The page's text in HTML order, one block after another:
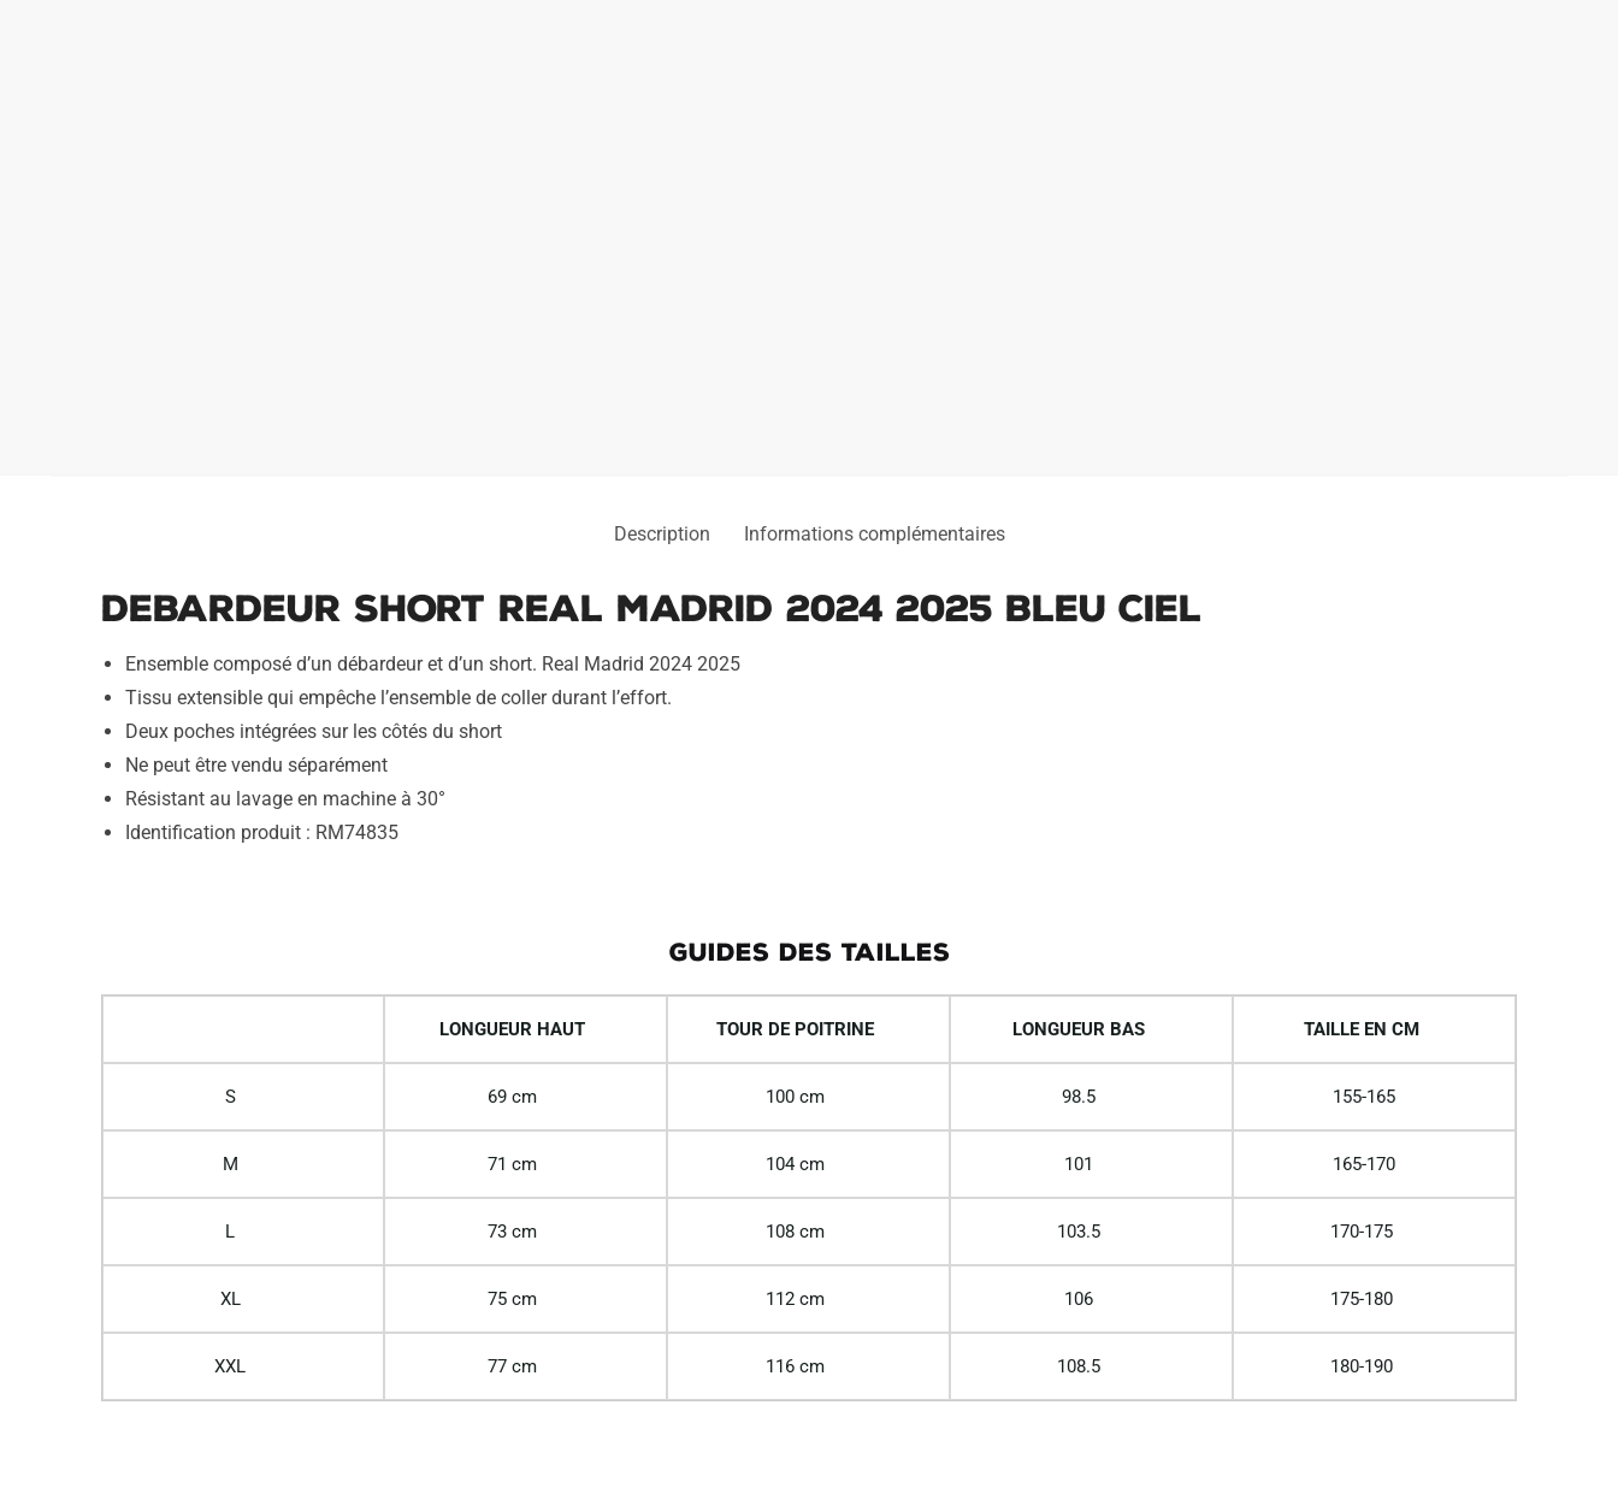
Description Informations complémentaires
Debardeur Short Real Madrid 2024 2025 Bleu Ciel
Ensemble composé d’un débardeur et d’un short. Real Madrid 2024 2025
Tissu extensible qui empêche l’ensemble de coller durant l’effort.
Deux poches intégrées sur les côtés du short
Ne peut être vendu séparément
Résistant au lavage en machine à 30°
Identification produit : RM74835
GUIDES DES TAILLES
LONGUEUR HAUT TOUR DE POITRINE LONGUEUR BAS TAILLE EN CM
S 69 cm 100 cm 98.5 155-165
M 71 cm 104 cm 101 165-170
L 73 cm 108 cm 103.5 170-175
XL 75 cm 112 cm 106 175-180
XXL 77 cm 116 cm 108.5 180-190